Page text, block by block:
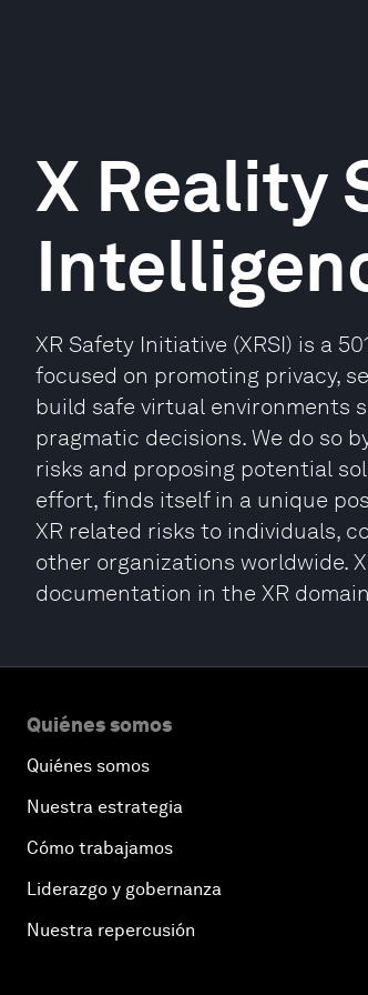
X Reality
XR Safety Initiative (XRSI) is a
focused on promoting privacy,
build safe virtual environments
pragmatic decisions. We do so
risks and proposing potential
effort, finds itself in a unique
XR related risks to individuals,
other organizations worldwide.
documentation in the XR
Quiénes somos
Quiénes somos
Nuestra estrategia
Cómo trabajamos
Liderazgo y gobernanza
Nuestra repercusión